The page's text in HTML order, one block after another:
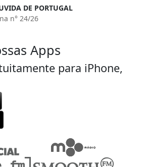
DE PORTUGAL
n° 24/26
Apps
para iPhone,